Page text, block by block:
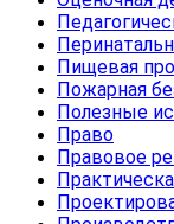
Пищевая
Пожарная
Полезные
Право
Правовое